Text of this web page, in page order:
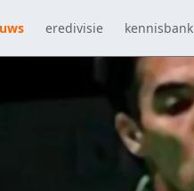
eredivisie kennisbank